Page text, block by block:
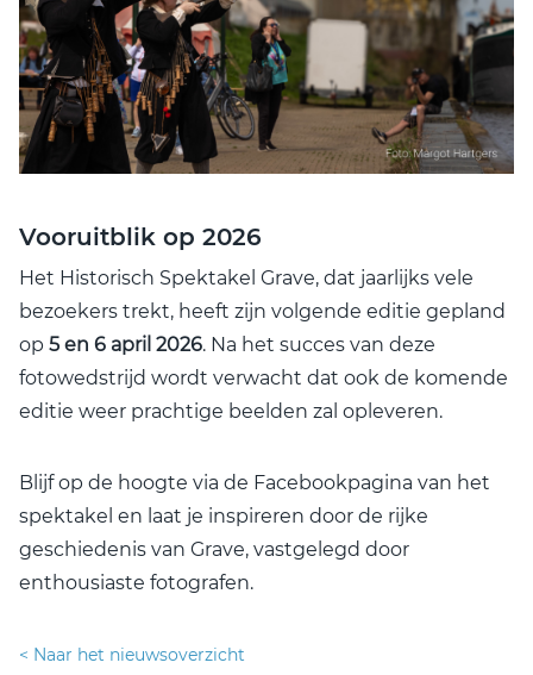
Vooruitblik op 2026
Het Historisch Spektakel Grave, dat jaarlijks vele
bezoekers trekt, heeft zijn volgende editie gepland
op 5 en 6 april 2026. Na het succes van deze
fotowedstrijd wordt verwacht dat ook de komende
editie weer prachtige beelden zal opleveren.
Blijf op de hoogte via de Facebookpagina van het
spektakel en laat je inspireren door de rijke
geschiedenis van Grave, vastgelegd door
enthousiaste fotografen.
< Naar het nieuwsoverzicht